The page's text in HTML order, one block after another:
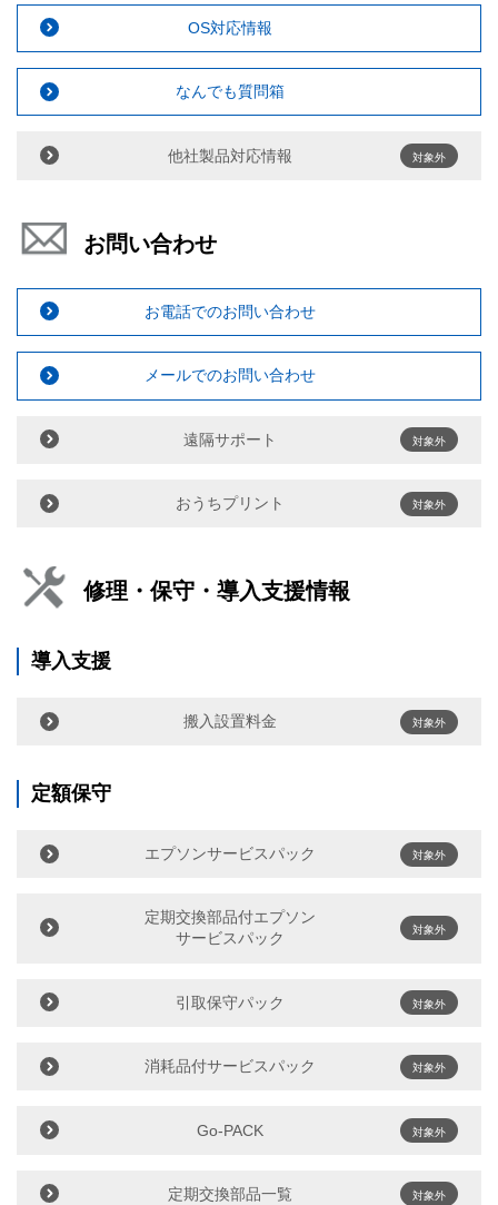
OS対応情報
なんでも質問箱
他社製品対応情報 対象外
お問い合わせ
お電話でのお問い合わせ
メールでのお問い合わせ
遠隔サポート 対象外
おうちプリント 対象外
修理・保守・導入支援情報
導入支援
搬入設置料金 対象外
定額保守
エプソンサービスパック 対象外
定期交換部品付エプソン
サービスパック
対象外
引取保守パック 対象外
消耗品付サービスパック 対象外
Go-PACK 対象外
定期交換部品一覧 対象外